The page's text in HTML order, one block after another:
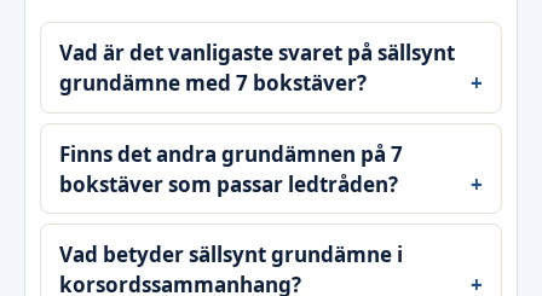
Vad är det vanligaste svaret på sällsynt
grundämne med 7 bokstäver?
Finns det andra grundämnen på 7
bokstäver som passar ledtråden?
Vad betyder sällsynt grundämne i
korsordssammanhang?